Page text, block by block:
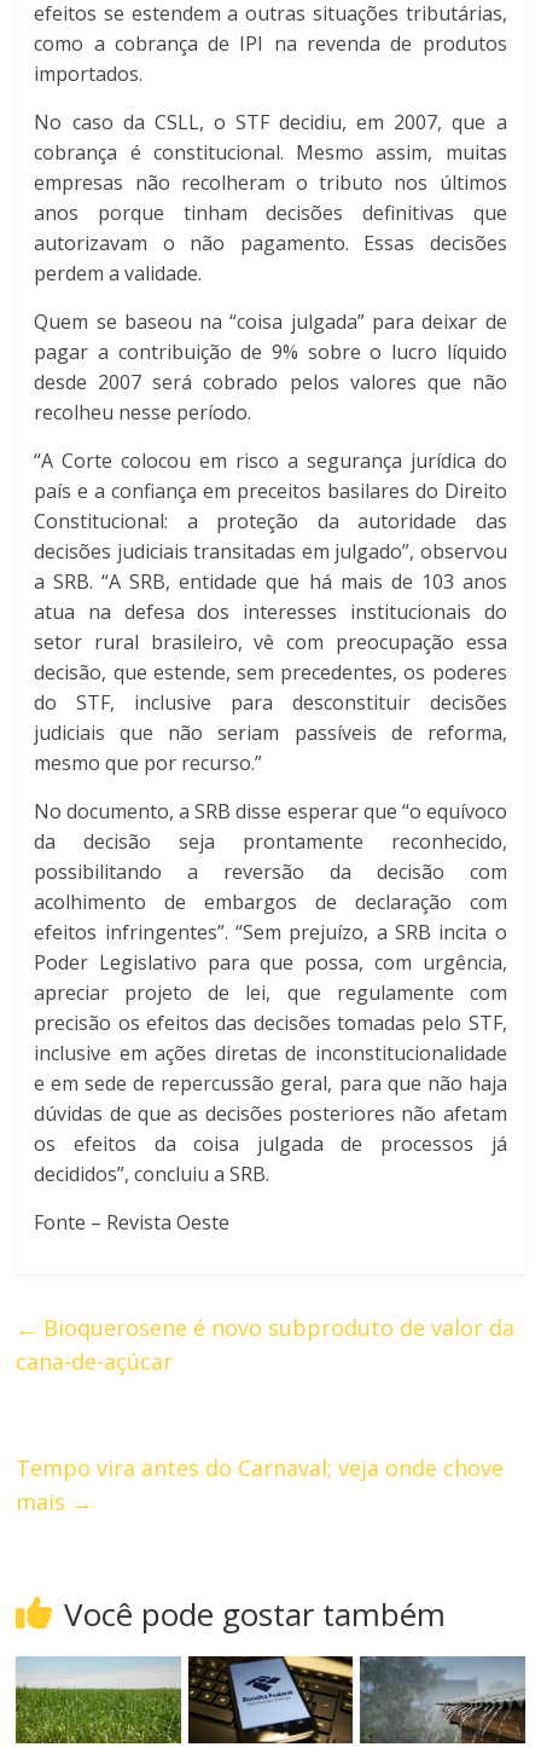
efeitos se estendem a outras situações tributárias,
como a cobrança de IPI na revenda de produtos
importados.
No caso da CSLL, o STF decidiu, em 2007, que a
cobrança é constitucional. Mesmo assim, muitas
empresas não recolheram o tributo nos últimos
anos porque tinham decisões definitivas que
autorizavam o não pagamento. Essas decisões
perdem a validade.
Quem se baseou na “coisa julgada” para deixar de
pagar a contribuição de 9% sobre o lucro líquido
desde 2007 será cobrado pelos valores que não
recolheu nesse período.
“A Corte colocou em risco a segurança jurídica do
país e a confiança em preceitos basilares do Direito
Constitucional: a proteção da autoridade das
decisões judiciais transitadas em julgado”, observou
a SRB. “A SRB, entidade que há mais de 103 anos
atua na defesa dos interesses institucionais do
setor rural brasileiro, vê com preocupação essa
decisão, que estende, sem precedentes, os poderes
do STF, inclusive para desconstituir decisões
judiciais que não seriam passíveis de reforma,
mesmo que por recurso.”
No documento, a SRB disse esperar que “o equívoco
da decisão seja prontamente reconhecido,
possibilitando a reversão da decisão com
acolhimento de embargos de declaração com
efeitos infringentes”. “Sem prejuízo, a SRB incita o
Poder Legislativo para que possa, com urgência,
apreciar projeto de lei, que regulamente com
precisão os efeitos das decisões tomadas pelo STF,
inclusive em ações diretas de inconstitucionalidade
e em sede de repercussão geral, para que não haja
dúvidas de que as decisões posteriores não afetam
os efeitos da coisa julgada de processos já
decididos”, concluiu a SRB.
Fonte – Revista Oeste
← Bioquerosene é novo subproduto de valor da
cana-de-açúcar
Tempo vira antes do Carnaval; veja onde chove
mais →
Você pode gostar também